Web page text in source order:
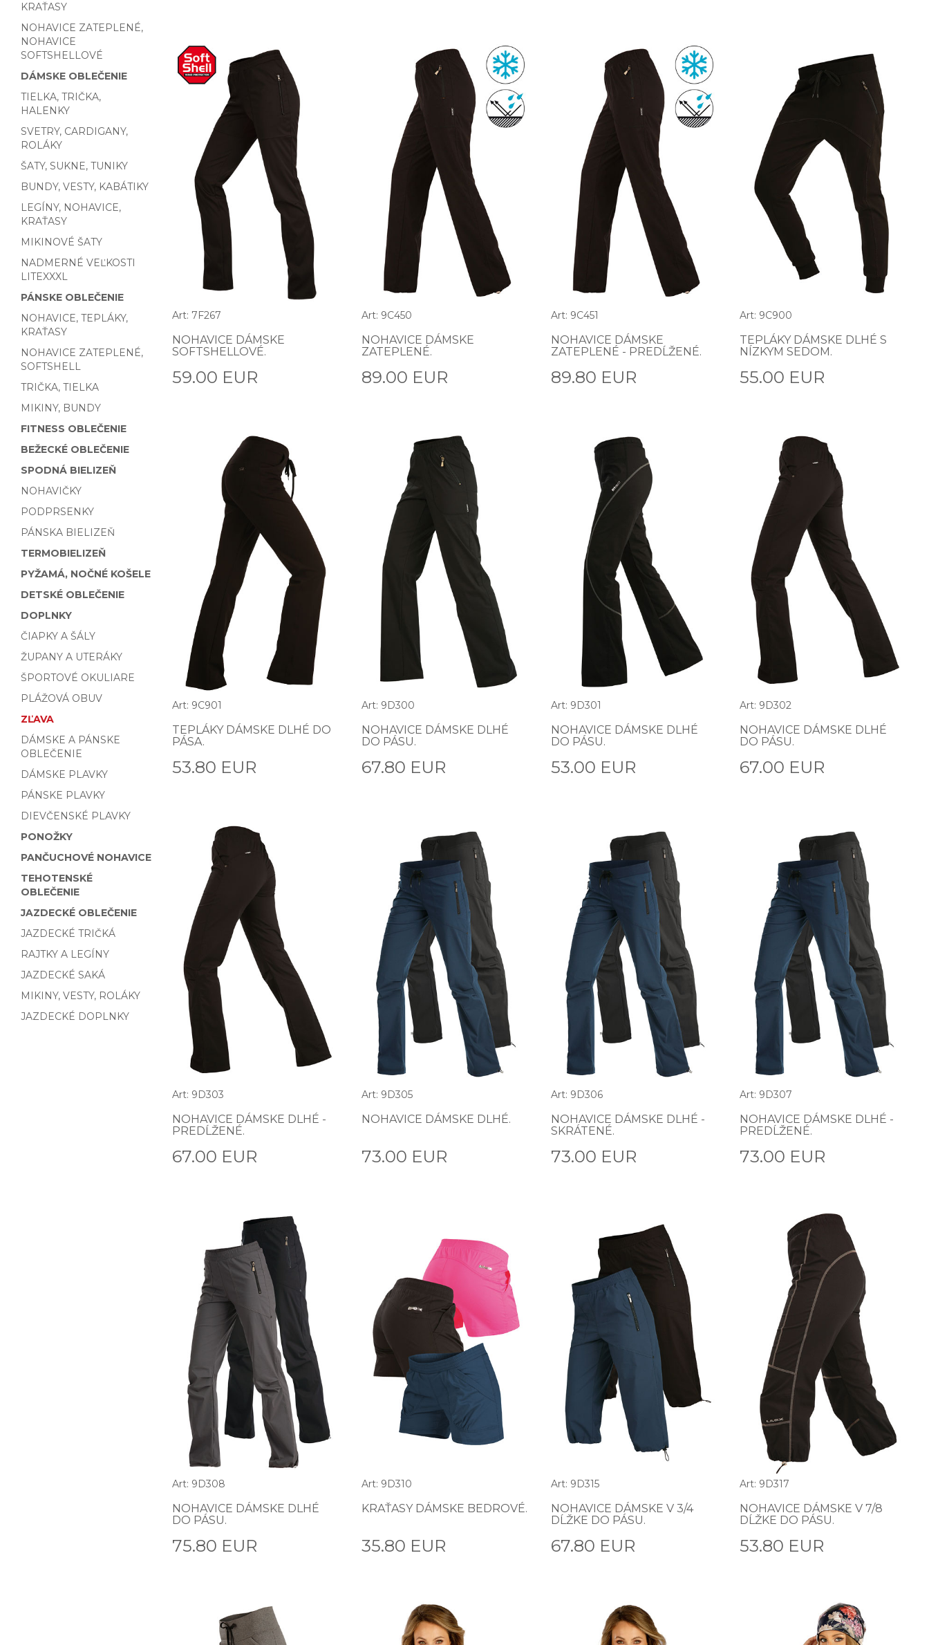
KRAŤASY
NOHAVICE ZATEPLENÉ,
NOHAVICE
SOFTSHELLOVÉ
DÁMSKE OBLEČENIE
TIELKA, TRIČKA,
HALENKY
SVETRY, CARDIGANY,
ROLÁKY
ŠATY, SUKNE, TUNIKY
BUNDY, VESTY, KABÁTIKY
LEGÍNY, NOHAVICE,
KRAŤASY
MIKINOVÉ ŠATY
NADMERNÉ VEĽKOSTI
LITEXXXL
PÁNSKE OBLEČENIE
NOHAVICE, TEPLÁKY,
KRAŤASY
NOHAVICE ZATEPLENÉ,
SOFTSHELL
TRIČKA, TIELKA
MIKINY, BUNDY
FITNESS OBLEČENIE
BEŽECKÉ OBLEČENIE
SPODNÁ BIELIZEŇ
NOHAVIČKY
PODPRSENKY
PÁNSKA BIELIZEŇ
TERMOBIELIZEŇ
PYŽAMÁ, NOČNÉ KOŠELE
DETSKÉ OBLEČENIE
DOPLNKY
ČIAPKY A ŠÁLY
ŽUPANY A UTERÁKY
ŠPORTOVÉ OKULIARE
PLÁŽOVÁ OBUV
ZĽAVA
DÁMSKE A PÁNSKE
OBLEČENIE
DÁMSKE PLAVKY
PÁNSKE PLAVKY
DIEVČENSKÉ PLAVKY
PONOŽKY
PANČUCHOVÉ NOHAVICE
TEHOTENSKÉ
OBLEČENIE
JAZDECKÉ OBLEČENIE
JAZDECKÉ TRIČKÁ
RAJTKY A LEGÍNY
JAZDECKÉ SAKÁ
MIKINY, VESTY, ROLÁKY
JAZDECKÉ DOPLNKY
Art: 7F267
NOHAVICE DÁMSKE
SOFTSHELLOVÉ.
59.00 EUR
Art: 9C450
NOHAVICE DÁMSKE
ZATEPLENÉ.
89.00 EUR
Art: 9C451
NOHAVICE DÁMSKE
ZATEPLENÉ - PREDĹŽENÉ.
89.80 EUR
Art: 9C900
TEPLÁKY DÁMSKE DLHÉ S
NÍZKYM SEDOM.
55.00 EUR
Art: 9C901
TEPLÁKY DÁMSKE DLHÉ DO
PÁSA.
53.80 EUR
Art: 9D300
NOHAVICE DÁMSKE DLHÉ
DO PÁSU.
67.80 EUR
Art: 9D301
NOHAVICE DÁMSKE DLHÉ
DO PÁSU.
53.00 EUR
Art: 9D302
NOHAVICE DÁMSKE DLHÉ
DO PÁSU.
67.00 EUR
Art: 9D303
NOHAVICE DÁMSKE DLHÉ -
PREDĹŽENÉ.
67.00 EUR
Art: 9D305
NOHAVICE DÁMSKE DLHÉ.
73.00 EUR
Art: 9D306
NOHAVICE DÁMSKE DLHÉ -
SKRÁTENÉ.
73.00 EUR
Art: 9D307
NOHAVICE DÁMSKE DLHÉ -
PREDĹŽENÉ.
73.00 EUR
Art: 9D308
NOHAVICE DÁMSKE DLHÉ
DO PÁSU.
75.80 EUR
Art: 9D310
KRAŤASY DÁMSKE BEDROVÉ.
35.80 EUR
Art: 9D315
NOHAVICE DÁMSKE V 3/4
DĹŽKE DO PÁSU.
67.80 EUR
Art: 9D317
NOHAVICE DÁMSKE V 7/8
DĹŽKE DO PÁSU.
53.80 EUR